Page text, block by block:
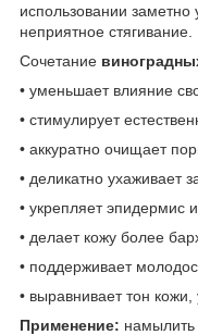
использовании заметно
неприятное стягивание.
Сочетание
• уменьшает влияние
• стимулирует
• аккуратно очищает
• деликатно ухаживает
• укрепляет эпидермис
• делает кожу более
• поддерживает
• выравнивает тон
Применение: намылить